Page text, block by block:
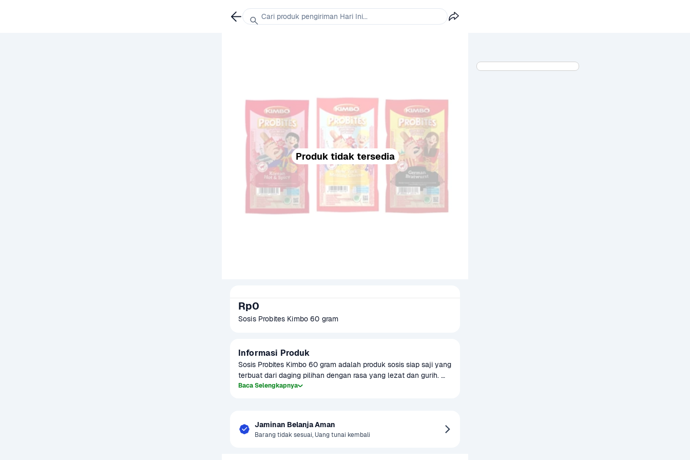
Produk tidak tersedia
Rp0
Sosis Probites Kimbo 60 gram
Informasi Produk
Sosis Probites Kimbo 60 gram adalah produk sosis siap saji yang
terbuat dari daging pilihan dengan rasa yang lezat dan gurih.
Dengan ukuran praktis 60 gram, sosis ini cocok untuk dinikmati
pengawet berbahaya. Sosis Probites Kimbo ini dapat dimasak
dengan cara digoreng, dipanggang, atau direbus, memberikan
Baca Selengkapnya
Jaminan Belanja Aman
Barang tidak sesuai, Uang tunai kembali
Cari produk pengiriman Hari Ini...